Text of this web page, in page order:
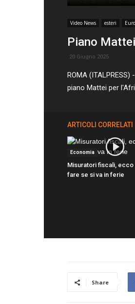
Video News esteri
Piano
20 Giugno 2025
ROMA
piano Mattei per
ARTICOLI CORRELATI
Economia
Misuratori fiscali, ecco
fare se si va in ferie
Share